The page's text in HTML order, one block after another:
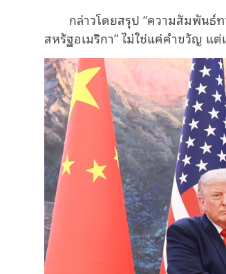
กล่าวโดยสรุป “ความสัมพันธ์
สหรัฐอเมริกา” ไม่ใช่แค่คำขวัญ